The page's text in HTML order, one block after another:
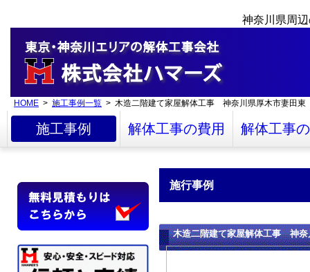
神奈川県周
HOME > 施工事例一覧 > 木造二階建て家屋解体工事 神奈川県厚木市妻田東
施工事例 解体工事の費用 解体工事
施行事例
木造二階建て家屋解体工事 神奈